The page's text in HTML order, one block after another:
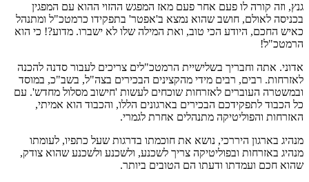
גנץ, וזה קורה לו פעם אחר פעם מאז המפגש ההזוי ההוא עם המפגין
בכניסה לאולם, חושב שהוא נמצא ב'אפטר' בתפקידו כרמטכ"ל ומתנהל
כאיש החכם, היודע הכי טוב, ואת המילה שלו לא ישברו. מדוע?! כי הוא
הרמטכ"ל!
אדוני. אתה וחבריך בשלישיית הרמטכ"לים צריכים לעבור סדנה להכנה
לאזרחות. רבים, רבים מידי מהקצינים הבכירים בצה"ל, בשב"כ, במוסד
ובמשטרה העוברים לאזרחות שוכחים לעשות 'חישוב מסלול מחדש'. עם
כל הכבוד לתפקידכם הבכירים בארגונים הללו, והכבוד הוא אמיתי,
האזרחות והפוליטיקה מתנהלים אחרת לגמרי.
מנהיג בארגון היררכי, נושא את חוכמתו בדרגות שעל כתפיו, לעומתו
מנהיג באזרחות ובפוליטיקה צריך לשכנע, ולשכנע ולשכנע שהוא צודק,
שהוא חכם ועמדתו ודעתו הם הטובים ביותר.